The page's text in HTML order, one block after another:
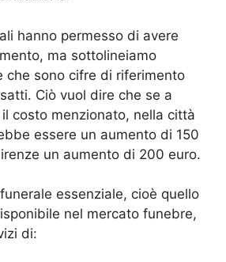
hanno permesso di avere
ma sottolineiamo
che sono cifre di riferimento
Ciò vuol dire che se a
costo menzionato, nella città
essere un aumento di 150
un aumento di 200 euro.
essenziale, cioè quello
nel mercato funebre,
di: